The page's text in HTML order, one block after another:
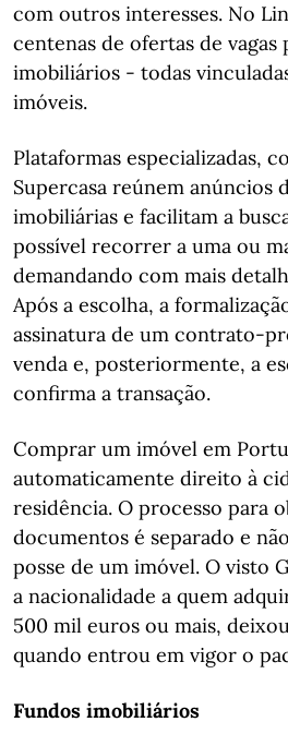
com outros interesses. No
centenas de ofertas de
imobiliários - todas
imóveis.
Plataformas especializadas,
Supercasa reúnem anúncios
imobiliárias e facilitam a
possível recorrer a uma ou
demandando com mais
Após a escolha, a
assinatura de um contrato-
venda e, posteriormente, a
confirma a transação.
Comprar um imóvel em
automaticamente direito à
residência. O processo para
documentos é separado e
posse de um imóvel. O visto
a nacionalidade a quem
500 mil euros ou mais,
quando entrou em vigor o
Fundos imobiliários